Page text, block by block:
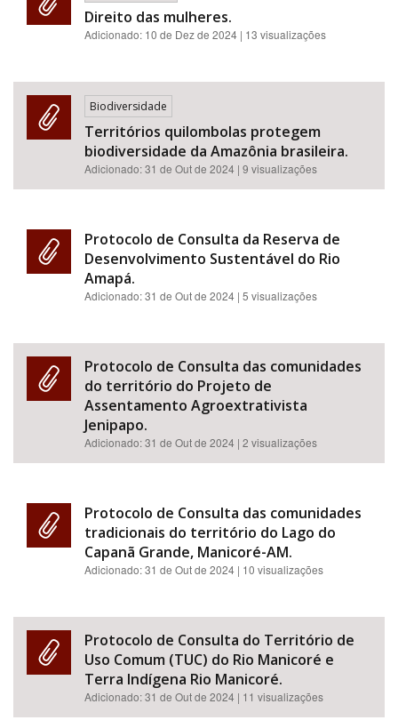
Direito das mulheres.
Adicionado: 10 de Dez de 2024 | 13 visualizações
Biodiversidade
Territórios quilombolas protegem
biodiversidade da Amazônia brasileira.
Adicionado:31 de Out de 2024 | 9 visualizações
Protocolo de Consulta da Reserva de
Desenvolvimento Sustentável do Rio
Amapá.
Adicionado:31 de Out de 2024 | 5 visualizações
Protocolo de Consulta das comunidades
do território do Projeto de
Assentamento Agroextrativista
Jenipapo.
Adicionado:31 de Out de 2024 | 2 visualizações
Protocolo de Consulta das comunidades
tradicionais do território do Lago do
Capanã Grande, Manicoré-AM.
Adicionado:31 de Out de 2024 | 10 visualizações
Protocolo de Consulta do Território de
Uso Comum (TUC) do Rio Manicoré e
Terra Indígena Rio Manicoré.
Adicionado:31 de Out de 2024 | 11 visualizações